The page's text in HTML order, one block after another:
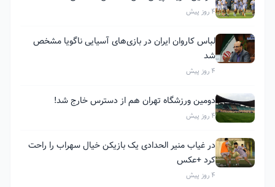
4 روز پیش
لباس کاروان ایران در بازی‌های آسیایی ناگویا مشخص
شد
4 روز پیش
دومین ورزشگاه تهران هم از دسترس خارج شد!
4 روز پیش
در غیاب منیر الحدادی یک بازیکن خیال سهراب را راحت
کرد +عکس
4 روز پیش